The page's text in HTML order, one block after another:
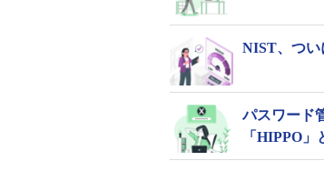
NIST、つ
パスワード
「HIPPO」